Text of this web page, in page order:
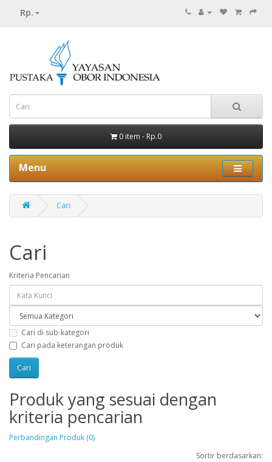
Rp.
0 item - Rp.0
Menu
Cari
Cari
Kriteria Pencarian
Cari di sub-kategori
Cari pada keterangan produk
Produk yang sesuai dengan
kriteria pencarian
Perbandingan Produk (0)
Sortir berdasarkan: